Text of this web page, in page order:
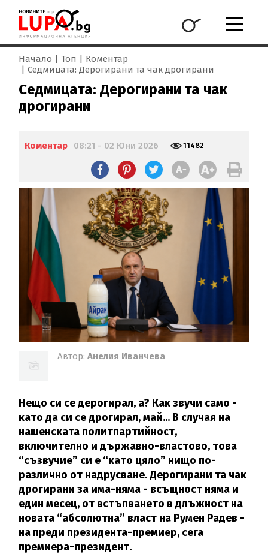
Начало Топ
Коментар
Седмицата: Дерогирани та чак дрогирани
Седмицата: Дерогирани та чак
дрогирани
Коментар 08:21 - 02 Юни 2026 11482
Автор:Анелия Иванчева
Нещо си се дерогирал, а? Как звучи само -
като да си се дрогирал, май... В случая на
нашенската политпартийност,
включително и държавно-властово, това
“съзвучие” си е “като цяло” нищо по-
различно от надрусване. Дерогирани та чак
дрогирани за има-няма - всъщност няма и
един месец, от встъпването в длъжност на
новата “абсолютна” власт на Румен Радев -
на преди президента-премиер, сега
премиера-президент.